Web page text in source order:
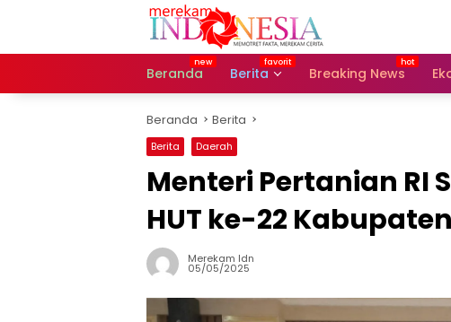
Beranda Berita Breaking News
Beranda Berita
Berita Daerah
Menteri Pertanian RI
HUT ke-22
Merekam Idn
05/05/2025